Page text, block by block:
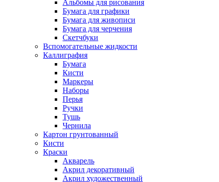
Альбомы для рисования
Бумага для графики
Бумага для живописи
Бумага для черчения
Скетчбуки
Вспомогательные жидкости
Каллиграфия
Бумага
Кисти
Маркеры
Наборы
Перья
Ручки
Тушь
Чернила
Картон грунтованный
Кисти
Краски
Акварель
Акрил декоративный
Акрил художественный